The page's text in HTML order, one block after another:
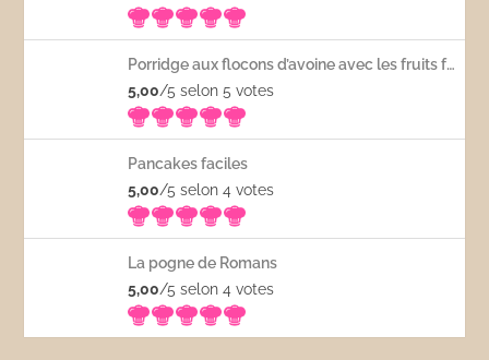
Porridge aux flocons d’avoine avec les fruits frais
5,00/5 selon 5votes
Pancakes faciles
5,00/5 selon 4votes
La pogne de Romans
5,00/5 selon 4votes